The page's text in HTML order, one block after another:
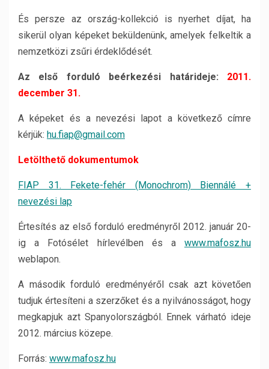
És persze az ország-kollekció is nyerhet díjat, ha
sikerül olyan képeket beküldenünk, amelyek felkeltik a
nemzetközi zsűri érdeklődését.
Az első forduló beérkezési határideje: 2011.
december 31.
A képeket és a nevezési lapot a következő címre
kérjük: hu.fiap@gmail.com
Letölthető dokumentumok
FIAP 31. Fekete-fehér (Monochrom) Biennálé +
nevezési lap
Értesítés az első forduló eredményről 2012. január 20-
ig a Fotósélet hírlevélben és a www.mafosz.hu
weblapon.
A második forduló eredményéről csak azt követően
tudjuk értesíteni a szerzőket és a nyilvánosságot, hogy
megkapjuk azt Spanyolországból. Ennek várható ideje
2012. március közepe.
Forrás: www.mafosz.hu